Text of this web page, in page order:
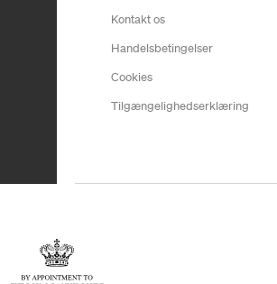
Kontakt os
Handelsbetingelser
Cookies
Tilgængelighedserklæring